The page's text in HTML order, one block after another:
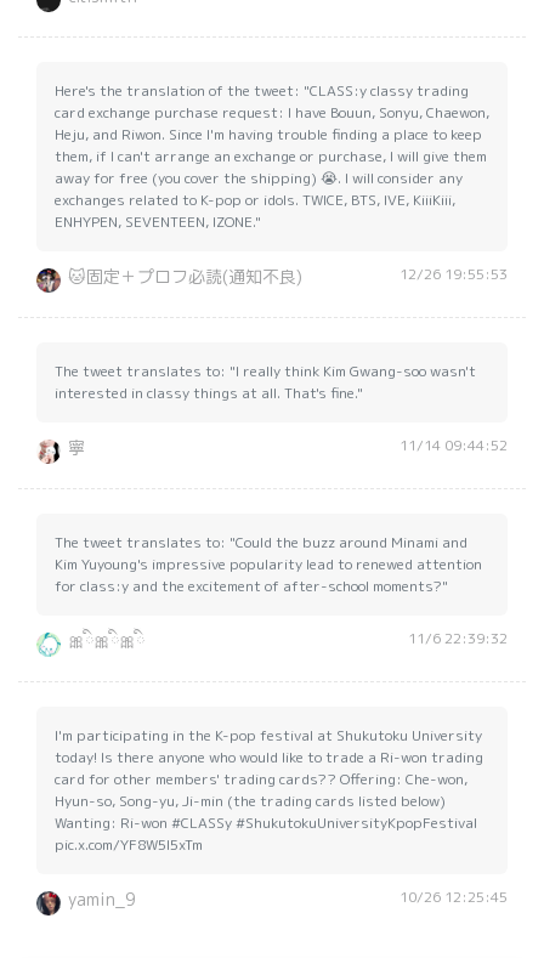
Here's the translation of the tweet: "CLASS:y classy trading
card exchange purchase request: I have Bouun, Sonyu, Chaewon,
Heju, and Riwon. Since I'm having trouble finding a place to keep
them, if I can't arrange an exchange or purchase, I will give them
away for free (you cover the shipping) 😭. I will consider any
exchanges related to K-pop or idols. TWICE, BTS, IVE, KiiiKiii,
ENHYPEN, SEVENTEEN, IZONE."
🐱固定＋プロフ必読(通知不良) 12/26 19:55:53
The tweet translates to: "I really think Kim Gwang-soo wasn't
interested in classy things at all. That's fine."
寧 11/14 09:44:52
The tweet translates to: "Could the buzz around Minami and
Kim Yuyoung's impressive popularity lead to renewed attention
for class:y and the excitement of after-school moments?"
🎀ིྀ🎀ིྀ🎀ིྀ 11/6 22:39:32
I'm participating in the K-pop festival at Shukutoku University
today! Is there anyone who would like to trade a Ri-won trading
card for other members' trading cards?? Offering: Che-won,
Hyun-so, Song-yu, Ji-min (the trading cards listed below)
Wanting: Ri-won #CLASSy #ShukutokuUniversityKpopFestival
pic.x.com/YF8W5l5xTm
yamin_9 10/26 12:25:45